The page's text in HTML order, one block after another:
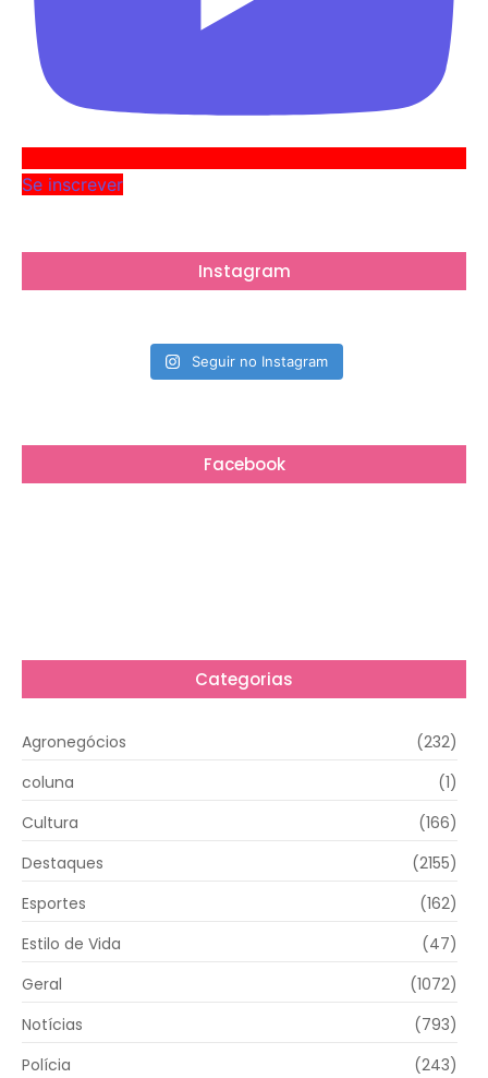
Se inscrever
Instagram
Seguir no Instagram
Facebook
Categorias
Agronegócios
(232)
coluna
(1)
Cultura
(166)
Destaques
(2155)
Esportes
(162)
Estilo de Vida
(47)
Geral
(1072)
Notícias
(793)
Polícia
(243)